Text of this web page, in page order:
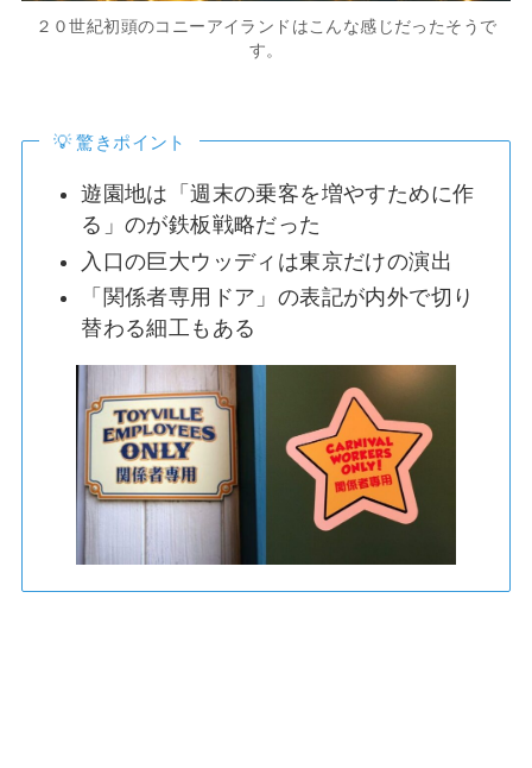
２０世紀初頭のコニーアイランドはこんな感じだったそうで
す。
💡 驚きポイント
遊園地は「週末の乗客を増やすために作
る」のが鉄板戦略だった
入口の巨大ウッディは東京だけの演出
「関係者専用ドア」の表記が内外で切り
替わる細工もある